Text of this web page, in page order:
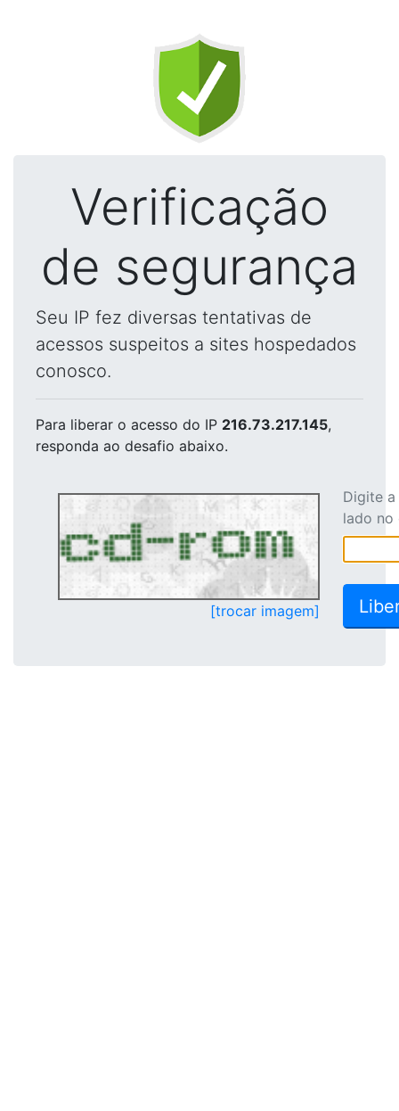
Verificação
de segurança
Seu IP fez diversas tentativas de
acessos suspeitos a sites hospedados
conosco.
Para liberar o acesso do IP 216.73.217.145,
responda ao desafio abaixo.
[trocar imagem]
Digite
lado no